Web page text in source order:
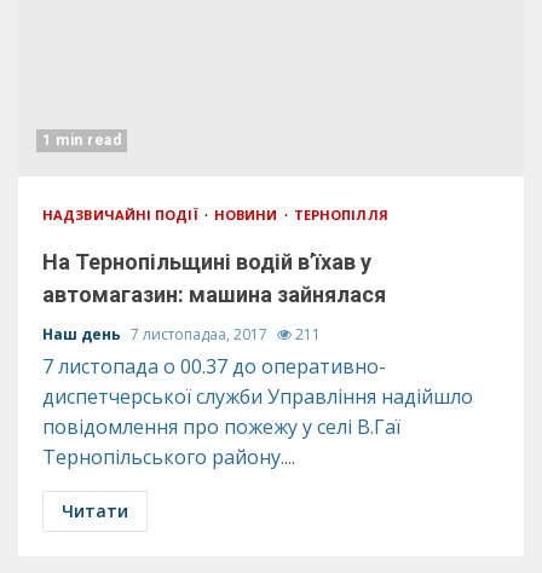
1 min read
НАДЗВИЧАЙНІ ПОДІЇ НОВИНИ ТЕРНОПІЛЛЯ
На Тернопільщині водій в’їхав у
автомагазин: машина зайнялася
Наш день 7 листопадаа, 2017 211
7 листопада о 00.37 до оперативно-
диспетчерської служби Управління надійшло
повідомлення про пожежу у селі В.Гаї
Тернопільського району....
Читати